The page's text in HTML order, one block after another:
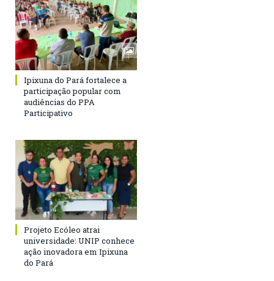
Ipixuna do Pará fortalece a
participação popular com
audiências do PPA
Participativo
Projeto Ecóleo atrai
universidade: UNIP conhece
ação inovadora em Ipixuna
do Pará